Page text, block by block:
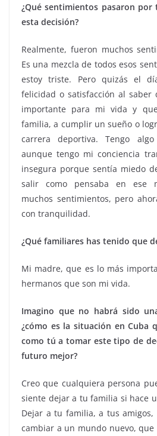
¿Qué sentimientos pasaron
esta decisión?
Realmente, fueron muchos
Es una mezcla de todos esos
estoy triste. Pero quizás el
felicidad o satisfacción al saber
importante para mi vida y
familia, a cumplir un sueño o
carrera deportiva. Tengo
aunque tengo mi conciencia
insegura porque sentía miedo
salir como pensaba en ese
muchos sentimientos, pero
con tranquilidad.
¿Qué familiares has tenido que
Mi madre, que es lo más
hermanos que son mi vida.
Imagino que no habrá sido
¿cómo es la situación en Cuba
como tú a tomar este tipo de
futuro mejor?
Creo que cualquiera persona
siente dejar a tu familia si hace
Dejar a tu familia, a tus
cambiar a un mundo nuevo, que